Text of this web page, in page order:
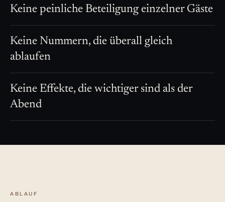
Keine peinliche Beteiligung einzelner Gäste
Keine Nummern, die überall gleich
ablaufen
Keine Effekte, die wichtiger sind als der
Abend
ABLAUF